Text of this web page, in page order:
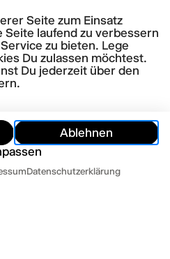
Seite zum Einsatz
Seite laufend zu verbessern
zu bieten. Lege
Du zulassen möchtest.
Du jederzeit über den
Ablehnen
Datenschutzerklärung